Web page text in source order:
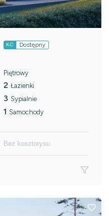
KC Dostępny
Piętrowy
2 Łazienki
3 Sypialnie
1 Samochody
Bez kosztorysu